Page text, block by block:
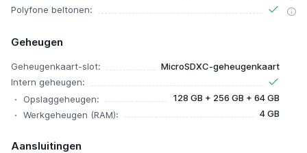
Polyfone beltonen:
Geheugen
Geheugenkaart-slot:
MicroSDXC-geheugenkaart
Intern geheugen:
Opslaggeheugen:
128 GB + 256 GB + 64 GB
Werkgeheugen (RAM):
4 GB
Aansluitingen